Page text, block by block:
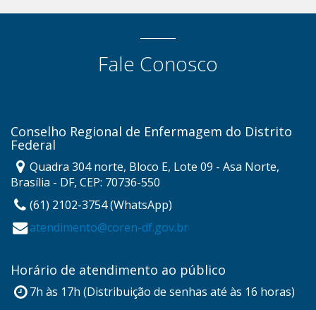
Fale Conosco
Conselho Regional de Enfermagem do Distrito
Federal
Quadra 304 norte, Bloco E, Lote 09 - Asa Norte,
Brasília - DF, CEP: 70736-550
(61) 2102-3754 (WhatsApp)
atendimento@coren-df.gov.br
Horário de atendimento ao público
7h às 17h (Distribuição de senhas até às 16 horas)